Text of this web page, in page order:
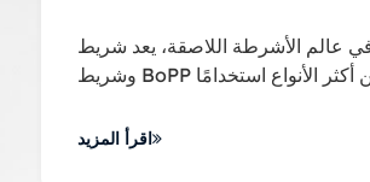
في عالم الأشرطة اللاصقة، يعد شريط PVC
اقرأ المزيد